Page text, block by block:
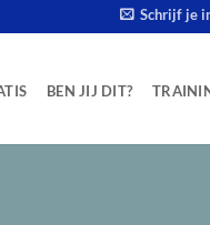
Schrijf je
BEN JIJ DIT?